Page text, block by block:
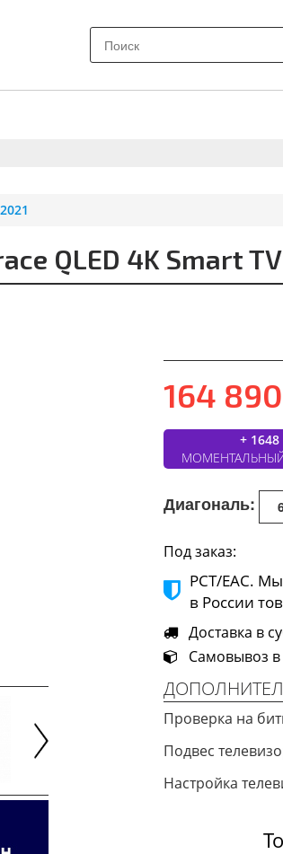
QLED 4K Smart
164 890
+ 1648
Диагональ:
Под заказ:
РСТ/ЕАС.
в России
Доставка в
Самовывоз в
Проверка на
Подвес
Настройка